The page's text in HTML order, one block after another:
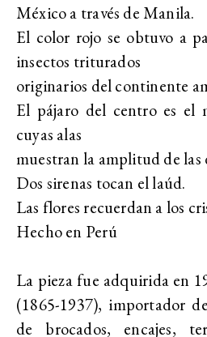
México a través de Manila.
El color rojo se obtuvo a
insectos triturados
originarios del continente
El pájaro del centro es el
cuyas alas
muestran la amplitud de
Dos sirenas tocan el laúd.
Las flores recuerdan a los
Hecho en Perú
La pieza fue adquirida en
(1865-1937), importador
de brocados, encajes,